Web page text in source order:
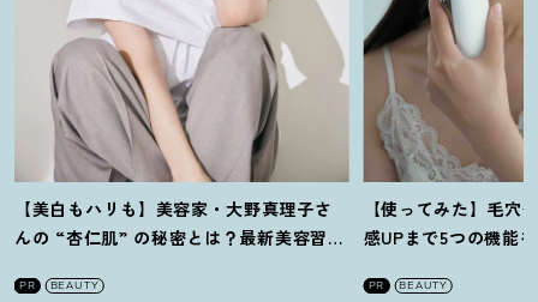
【美白もハリも】美容家・大野真理子さ
んの “杏仁肌” の秘密とは ？ 最新美容習慣
PR BEAUTY
【使ってみた】毛穴
感UPまで5つの機能
PR BEAUTY